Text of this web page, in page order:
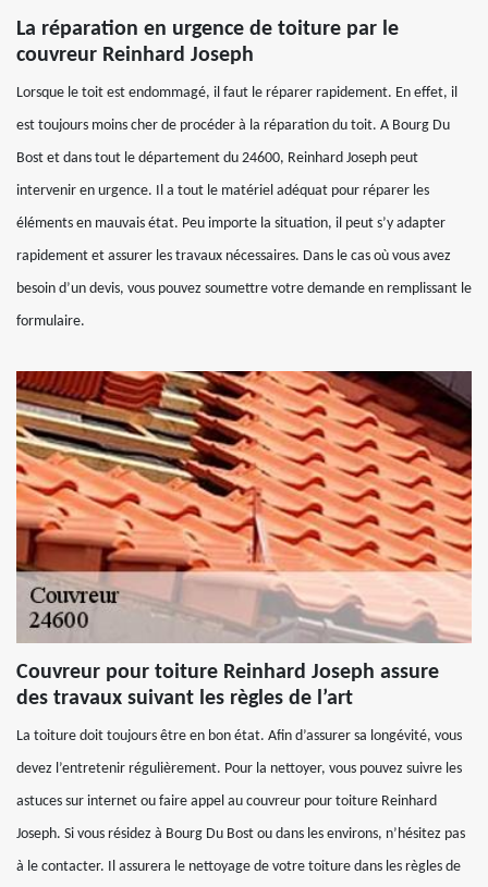
La réparation en urgence de toiture par le
couvreur Reinhard Joseph
Lorsque le toit est endommagé, il faut le réparer rapidement. En effet, il
est toujours moins cher de procéder à la réparation du toit. A Bourg Du
Bost et dans tout le département du 24600, Reinhard Joseph peut
intervenir en urgence. Il a tout le matériel adéquat pour réparer les
éléments en mauvais état. Peu importe la situation, il peut s’y adapter
rapidement et assurer les travaux nécessaires. Dans le cas où vous avez
besoin d’un devis, vous pouvez soumettre votre demande en remplissant le
formulaire.
Couvreur pour toiture Reinhard Joseph assure
des travaux suivant les règles de l’art
La toiture doit toujours être en bon état. Afin d’assurer sa longévité, vous
devez l’entretenir régulièrement. Pour la nettoyer, vous pouvez suivre les
astuces sur internet ou faire appel au couvreur pour toiture Reinhard
Joseph. Si vous résidez à Bourg Du Bost ou dans les environs, n’hésitez pas
à le contacter. Il assurera le nettoyage de votre toiture dans les règles de